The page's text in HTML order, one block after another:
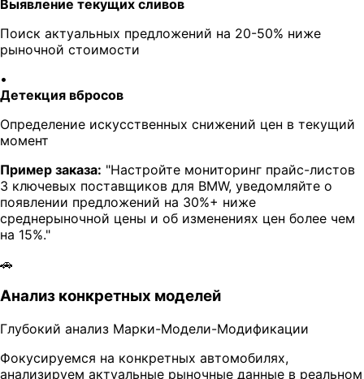
Выявление текущих сливов
Поиск актуальных предложений на 20-50% ниже
рыночной стоимости
•
Детекция вбросов
Определение искусственных снижений цен в текущий
момент
Пример заказа: "Настройте мониторинг прайс-листов
3 ключевых поставщиков для BMW, уведомляйте о
появлении предложений на 30%+ ниже
среднерыночной цены и об изменениях цен более чем
на 15%."
🚗
Анализ конкретных моделей
Глубокий анализ Марки-Модели-Модификации
Фокусируемся на конкретных автомобилях,
анализируем актуальные рыночные данные в реальном